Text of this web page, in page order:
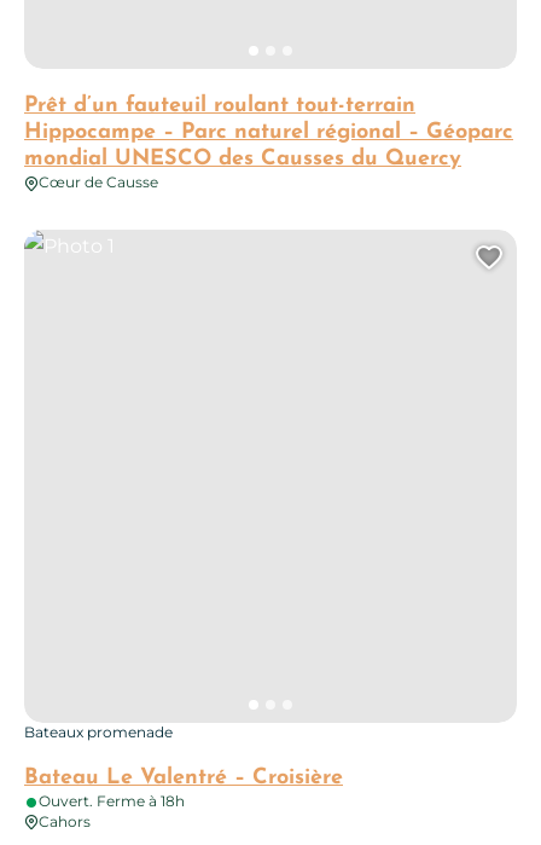
Prêt d’un fauteuil roulant tout-terrain
Hippocampe – Parc naturel régional – Géoparc
mondial UNESCO des Causses du Quercy
Cœur de Causse
Bateau Le Valentré – Croisière
Bateaux promenade
Ouvert. Ferme à 18h
Cahors
Photo 1